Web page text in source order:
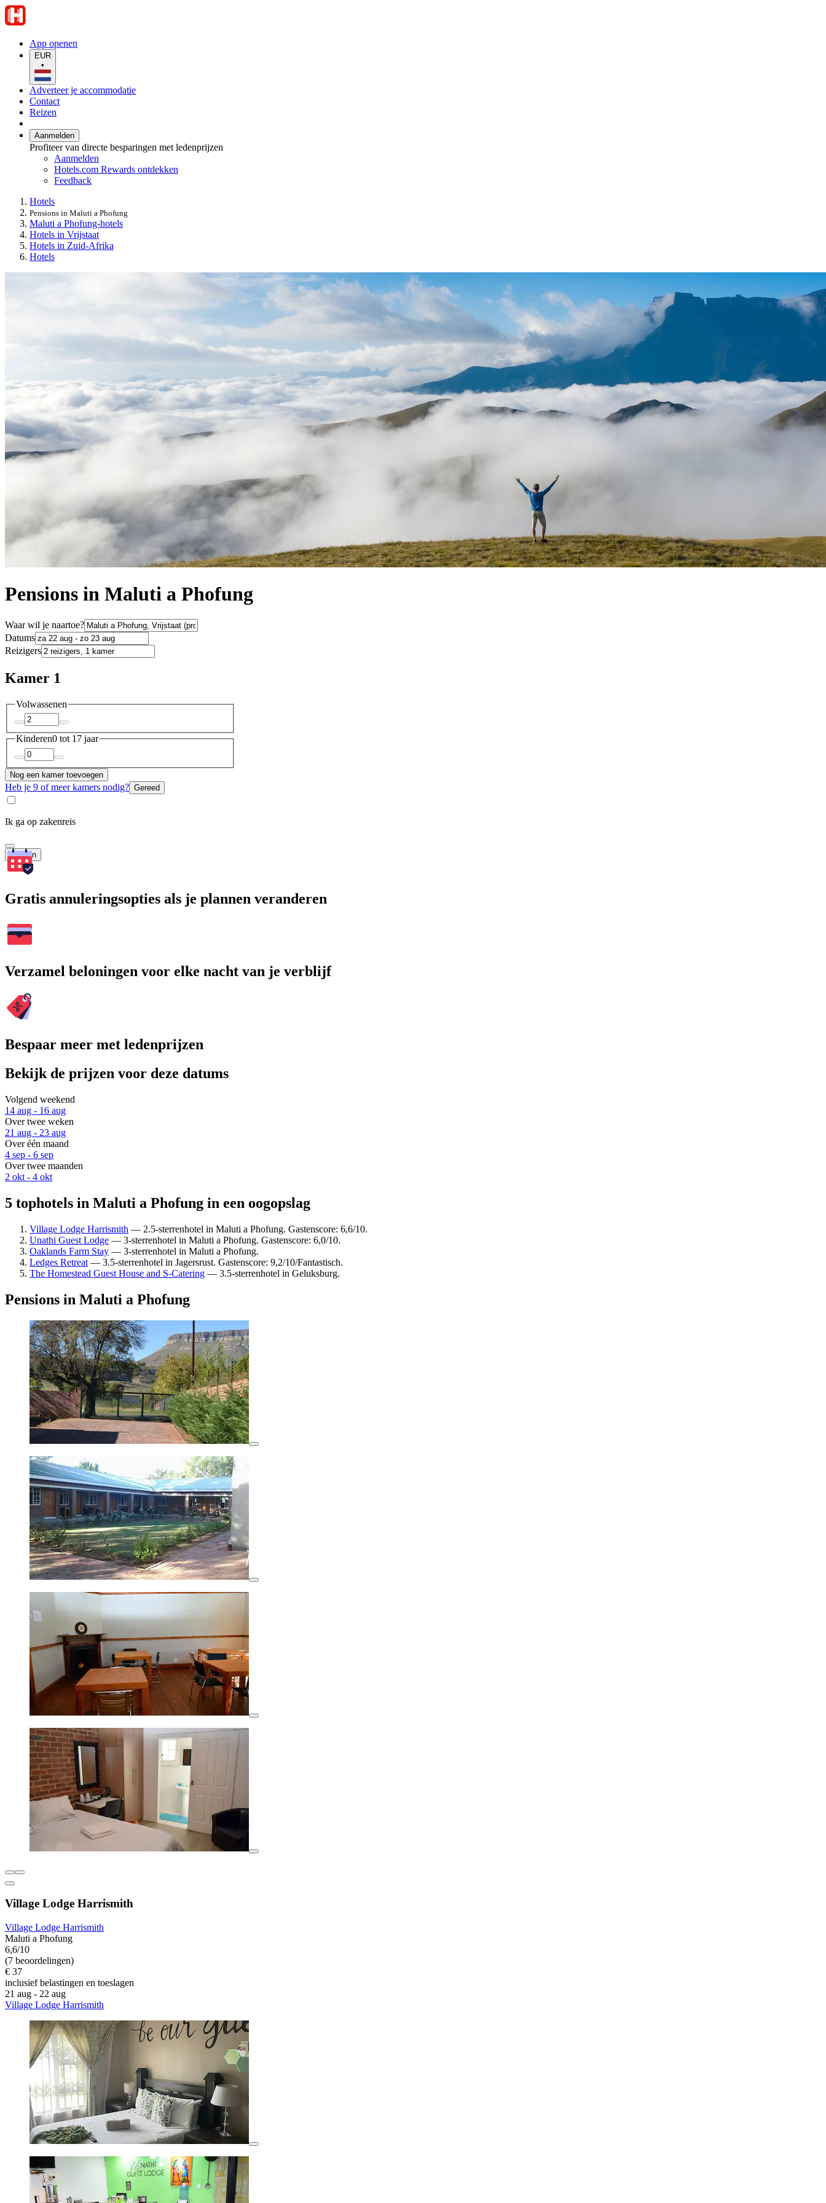
App openen
EUR
•
Adverteer je accommodatie
Contact
Reizen
Aanmelden
Profiteer van directe besparingen met ledenprijzen
Aanmelden
Hotels.com Rewards ontdekken
Feedback
Hotels
Pensions in Maluti a Phofung
Maluti a Phofung-hotels
Hotels in Vrijstaat
Hotels in Zuid-Afrika
Hotels
Pensions in Maluti a Phofung
Waar wil je naartoe?
Datums
Reizigers
Kamer 1
Volwassenen
Kinderen0 tot 17 jaar
Nog een kamer toevoegen
Heb je 9 of meer kamers nodig? Gereed
Ik ga op zakenreis
Zoeken
Gratis annuleringsopties als je plannen veranderen
Verzamel beloningen voor elke nacht van je verblijf
Bespaar meer met ledenprijzen
Bekijk de prijzen voor deze datums
Volgend weekend
14 aug - 16 aug
Over twee weken
21 aug - 23 aug
Over één maand
4 sep - 6 sep
Over twee maanden
2 okt - 4 okt
5 tophotels in Maluti a Phofung in een oogopslag
Village Lodge Harrismith — 2.5-sterrenhotel in Maluti a Phofung. Gastenscore: 6,6/10.
Unathi Guest Lodge — 3-sterrenhotel in Maluti a Phofung. Gastenscore: 6,0/10.
Oaklands Farm Stay — 3-sterrenhotel in Maluti a Phofung.
Ledges Retreat — 3.5-sterrenhotel in Jagersrust. Gastenscore: 9,2/10/Fantastisch.
The Homestead Guest House and S-Catering — 3.5-sterrenhotel in Geluksburg.
Pensions in Maluti a Phofung
Village Lodge Harrismith
Village Lodge Harrismith
Maluti a Phofung
6,6/10
(7 beoordelingen)
€ 37
inclusief belastingen en toeslagen
21 aug - 22 aug
Village Lodge Harrismith